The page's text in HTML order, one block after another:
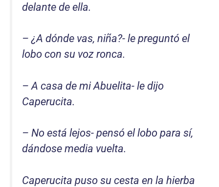
delante de ella.
– ¿A dónde vas, niña?- le preguntó el
lobo con su voz ronca.
– A casa de mi Abuelita- le dijo
Caperucita.
– No está lejos- pensó el lobo para sí,
dándose media vuelta.
Caperucita puso su cesta en la hierba